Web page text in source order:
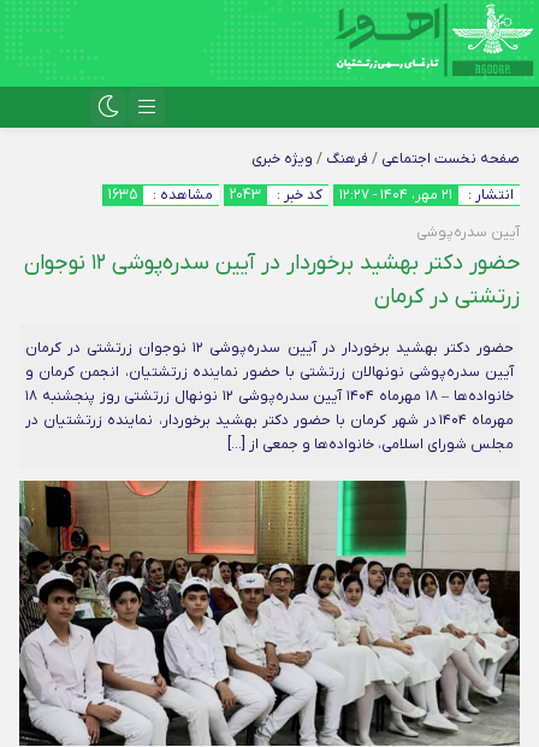
صفحه نخست اجتماعی / فرهنگ / ویژه خبری
انتشار :
۲۱ مهر، ۱۴۰۴ - ۱۲:۲۷ کد خبر : 2043 مشاهده :
1635
آیین سدره‌پوشی
حضور دکتر بهشید برخوردار در آیین سدره‌پوشی ۱۲ نوجوان
زرتشتی در کرمان
حضور دکتر بهشید برخوردار در آیین سدره‌پوشی ۱۲ نوجوان زرتشتی در کرمان
آیین سدره‌پوشی نونهالان زرتشتی با حضور نماینده زرتشتیان، انجمن کرمان و
خانواده‌ها – ۱۸ مهرماه ۱۴۰۴ آیین سدره‌پوشی ۱۲ نونهال زرتشتی روز پنجشنبه ۱۸
مهرماه ۱۴۰۴ در شهر کرمان با حضور دکتر بهشید برخوردار، نماینده زرتشتیان در
مجلس شورای اسلامی، خانواده‌ها و جمعی از […]